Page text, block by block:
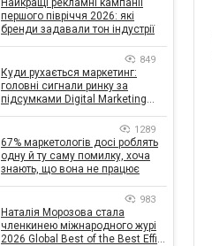
Найкращі рекламні кампанії
першого півріччя 2026: які
бренди задавали тон індустрії
849
Куди рухається маркетинг:
головні сигнали ринку за
підсумками Digital Marketing
1289
67% маркетологів досі роблять
одну й ту саму помилку, хоча
знають, що вона не працює
983
Наталія Морозова стала
членкинею міжнародного журі
2026 Global Best of the Best Effie